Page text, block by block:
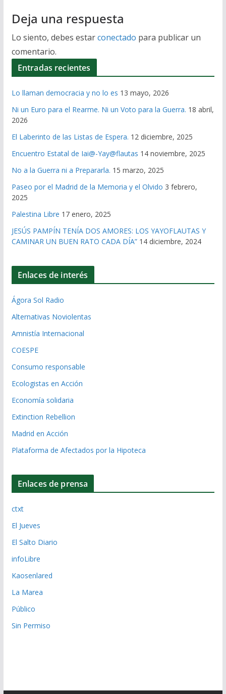
Deja una respuesta
Lo siento, debes estarconectado para publicar un
comentario.
Entradas recientes
Lo llaman democracia y no lo es 13 mayo, 2026
Ni un Euro para el Rearme. Ni un Voto para la Guerra. 18 abril,
2026
El Laberinto de las Listas de Espera. 12 diciembre, 2025
Encuentro Estatal de Iai@-Yay@flautas 14 noviembre, 2025
No a la Guerra ni a Prepararla. 15 marzo, 2025
Paseo por el Madrid de la Memoria y el Olvido 3 febrero,
2025
Palestina Libre 17 enero, 2025
JESÚS PAMPÍN TENÍA DOS AMORES: LOS YAYOFLAUTAS Y
CAMINAR UN BUEN RATO CADA DÍA” 14 diciembre, 2024
Enlaces de interés
Ágora Sol Radio
Alternativas Noviolentas
Amnistía Internacional
COESPE
Consumo responsable
Ecologistas en Acción
Economía solidaria
Extinction Rebellion
Madrid en Acción
Plataforma de Afectados por la Hipoteca
Enlaces de prensa
ctxt
El Jueves
El Salto Diario
infoLibre
Kaosenlared
La Marea
Público
Sin Permiso